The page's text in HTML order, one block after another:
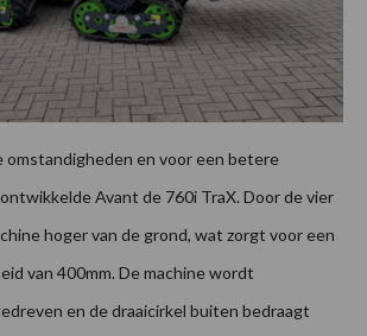
omstandigheden en voor een betere
Avant de 760i TraX. Door de vier
hoger van de grond, wat zorgt voor een
van 400mm. De machine wordt
en de draaicirkel buiten bedraagt